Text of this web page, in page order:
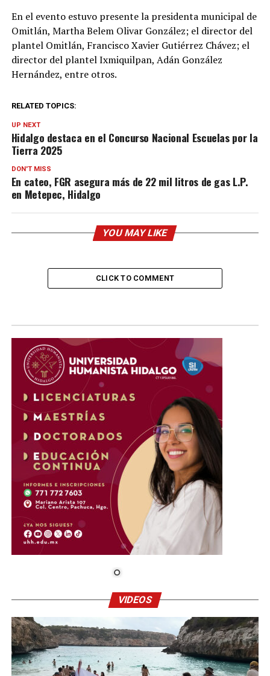
En el evento estuvo presente la presidenta municipal de
Omitlán, Martha Belem Olivar González; el director del
plantel Omitlán, Francisco Xavier Gutiérrez Chávez; el
director del plantel Ixmiquilpan, Adán González
Hernández, entre otros.
RELATED TOPICS:
UP NEXT
Hidalgo destaca en el Concurso Nacional Escuelas por la
Tierra 2025
DON'T MISS
En cateo, FGR asegura más de 22 mil litros de gas L.P.
en Metepec, Hidalgo
YOU MAY LIKE
CLICK TO COMMENT
VIDEOS